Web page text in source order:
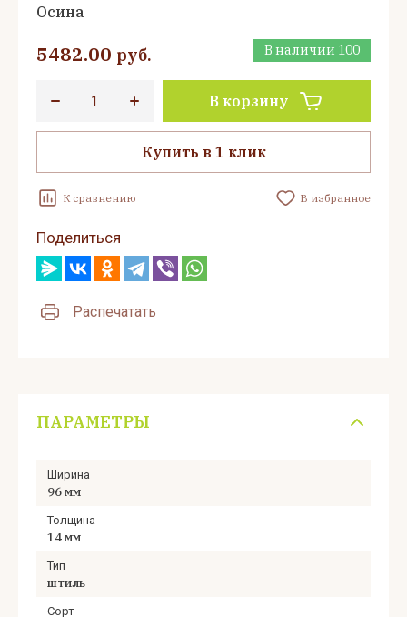
Осина
В наличии 100
5482.00 руб.
В корзину
Купить в 1 клик
К сравнению В избранное
Поделиться
Распечатать
ПАРАМЕТРЫ
Ширина
96 мм
Толщина
14 мм
Тип
штиль
Сорт